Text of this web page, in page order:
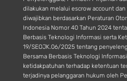
dilakukan melalui escrow account
diwajibkan berdasarkan Peraturan
Indonesia Nomor 40 Tahun 2024
Berbasis Teknologi Informasi serta
19/SEOJK.06/2025 tentang
Bersama Berbasis Teknologi
ketidakpatuhan terhadap ketentuan
terjadinya pelanggaran hukum oleh